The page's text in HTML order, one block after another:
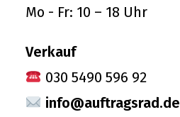
Mo - Fr: 10 – 18 Uhr
Verkauf
030 5490 596 92
info@auftragsrad.de